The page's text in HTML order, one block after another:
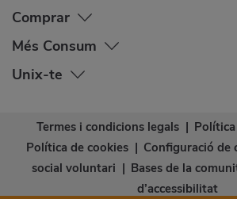
Comprar
Més Consum
Unix-te
Termes i condicions legals |
Política de cookies | Configuració de
social voluntari | Bases de la
d’accessibilitat